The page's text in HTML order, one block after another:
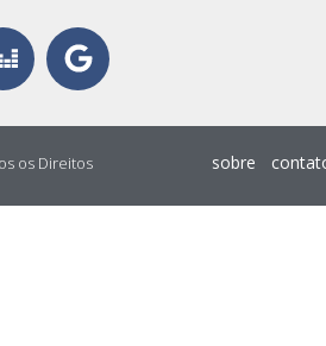
os Direitos
sobre